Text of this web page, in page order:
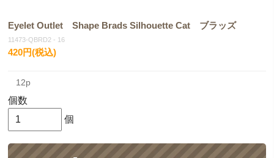
Eyelet Outlet Shape Brads Silhouette Cat ブラッズ
11473-QBRD2 - 16
420円(税込)
12p
個数
個